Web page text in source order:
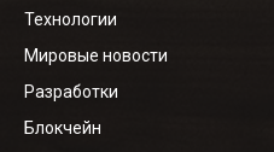
Технологии
Мировые новости
Разработки
Блокчейн